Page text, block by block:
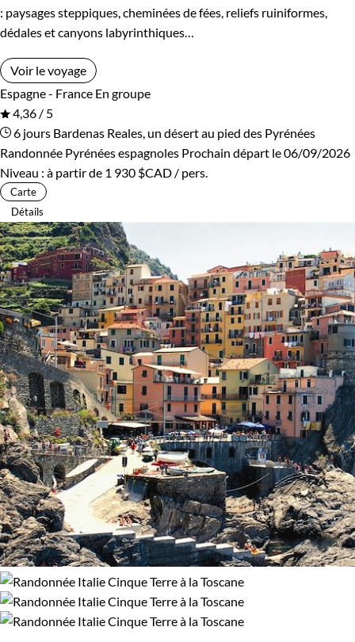
: paysages steppiques, cheminées de fées, reliefs ruiniformes,
dédales et canyons labyrinthiques…
Voir le voyage
Espagne - France En groupe
4,36 / 5
6 jours Bardenas Reales, un désert au pied des Pyrénées
Randonnée Pyrénées espagnoles Prochain départ le 06/09/2026
Niveau : à partir de 1 930 $CAD / pers.
Carte
Détails